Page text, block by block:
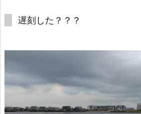
遅刻した？？？